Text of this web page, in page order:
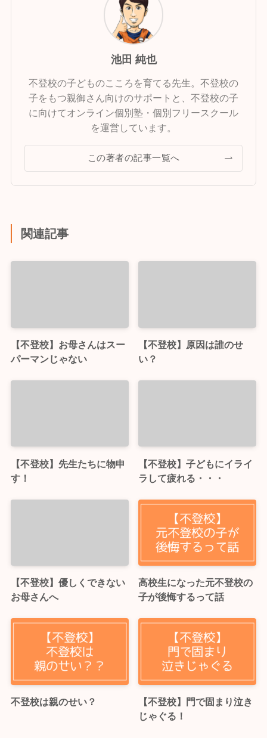
池田 純也
不登校の子どものこころを育てる先生。不登校の
子をもつ親御さん向けのサポートと、不登校の子
に向けてオンライン個別塾・個別フリースクール
を運営しています。
この著者の記事一覧へ
関連記事
【不登校】お母さんはスー
パーマンじゃない
【不登校】原因は誰のせ
い？
【不登校】先生たちに物申
す！
【不登校】子どもにイライ
ラして疲れる・・・
【不登校】優しくできない
お母さんへ
高校生になった元不登校の
子が後悔するって話
不登校は親のせい？
【不登校】門で固まり泣き
じゃぐる！